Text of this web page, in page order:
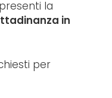
la
in
per